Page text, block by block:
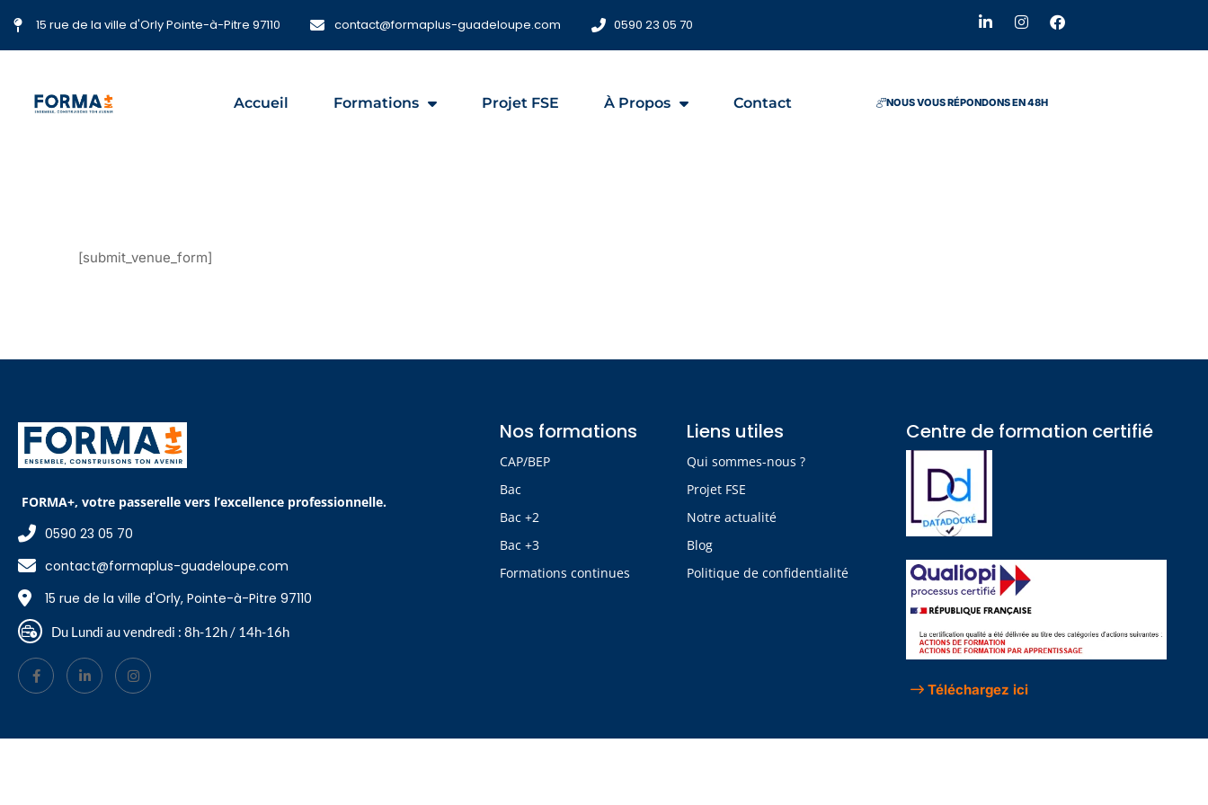
15 rue de la ville d'Orly Pointe-à-Pitre 97110 contact@formaplus-guadeloupe.com 0590 23 05 70
Accueil Formations Projet FSE À Propos Contact NOUS VOUS RÉPONDONS EN 48H
[submit_venue_form]
FORMA+, votre passerelle vers l’excellence professionnelle.
0590 23 05 70
contact@formaplus-guadeloupe.com
15 rue de la ville d'Orly, Pointe-à-Pitre 97110
Du Lundi au vendredi : 8h-12h / 14h-16h
Nos formations
CAP/BEP
Bac
Bac +2
Bac +3
Formations continues
Liens utiles
Qui sommes-nous ?
Projet FSE
Notre actualité
Blog
Politique de confidentialité
Centre de formation certifié​
Téléchargez ici